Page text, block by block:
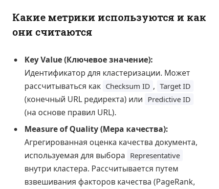
Какие метрики используются и как
они считаются
Key Value (Ключевое значение):
Идентификатор для кластеризации. Может
рассчитываться как Checksum ID , Target ID
(конечный URL редиректа) или Predictive ID
(на основе правил URL).
Measure of Quality (Мера качества):
Агрегированная оценка качества документа,
используемая для выбора Representative
внутри кластера. Рассчитывается путем
взвешивания факторов качества (PageRank,